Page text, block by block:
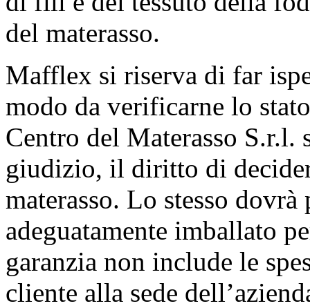
del materasso.
Mafflex si riserva di far
modo da verificarne lo
Centro del Materasso S.r.l.
giudizio, il diritto di
materasso. Lo stesso
adeguatamente imballato
garanzia non include le
cliente alla sede